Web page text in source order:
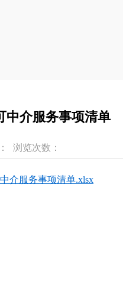
中介服务事项清单
浏览次数：
介服务事项清单.xlsx